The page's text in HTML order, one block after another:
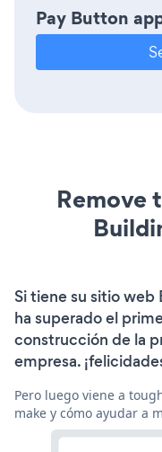
Pay Button
Remove
Si tiene su sitio
ha superado el
construcción de la
empresa.
Pero luego viene a
make y cómo ayudar a